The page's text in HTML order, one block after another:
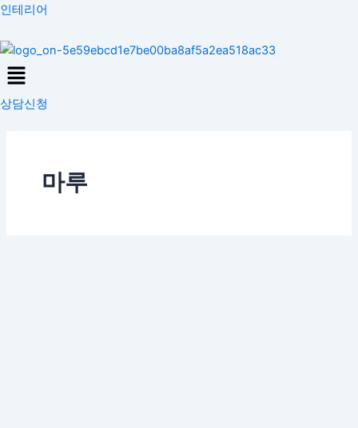
콘
츠
로
건
너
인테리어
Menu
상담신청
마루